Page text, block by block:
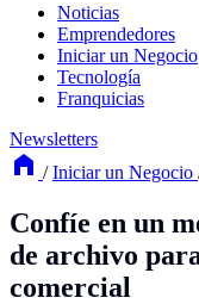
Noticias
Emprendedores
Iniciar un Negocio
Tecnología
Franquicias
Newsletters
/ Iniciar un Negocio
Confíe en un
de archivo
comercial